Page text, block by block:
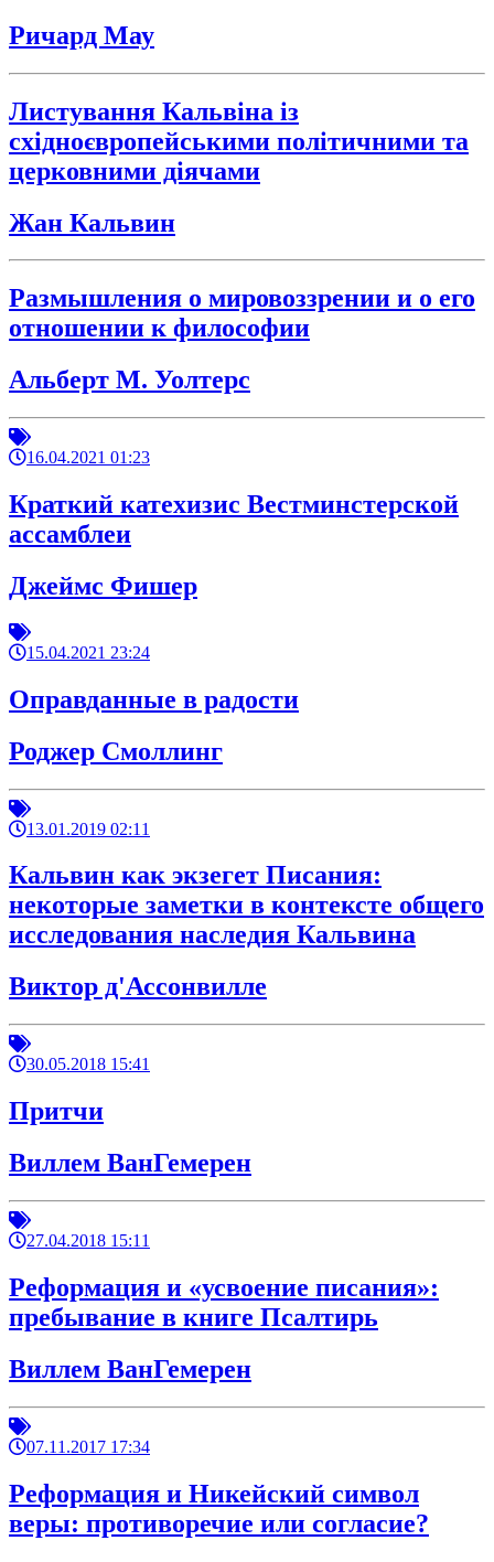
Ричард Мау
Листування Кальвіна із
східноєвропейськими політичними та
церковними діячами
Жан Кальвин
Размышления о мировоззрении и о его
отношении к философии
Альберт М. Уолтерс
16.04.2021 01:23
Краткий катехизис Вестминстерской
ассамблеи
Джеймс Фишер
15.04.2021 23:24
Оправданные в радости
Роджер Смоллинг
13.01.2019 02:11
Кальвин как экзегет Писания:
некоторые заметки в контексте общего
исследования наследия Кальвина
Виктор д'Ассонвилле
30.05.2018 15:41
Притчи
Виллем ВанГемерен
27.04.2018 15:11
Реформация и «усвоение писания»:
пребывание в книге Псалтирь
Виллем ВанГемерен
07.11.2017 17:34
Реформация и Никейский символ
веры: противоречие или согласие?